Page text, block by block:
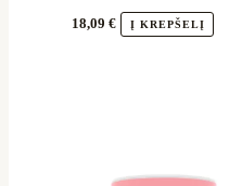
18,09€ Į KREPŠELĮ